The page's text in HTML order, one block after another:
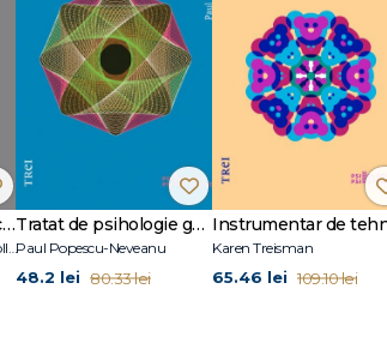
Trei personalități: narcisică, borderline, maniaco-depresivă
Christopher Bollas, Sacha Bollas
Tratat de psihologie generală
Paul Popescu-Neveanu
48.2 lei 80.33 lei
Karen Treisman
65.46 lei 109.10 lei